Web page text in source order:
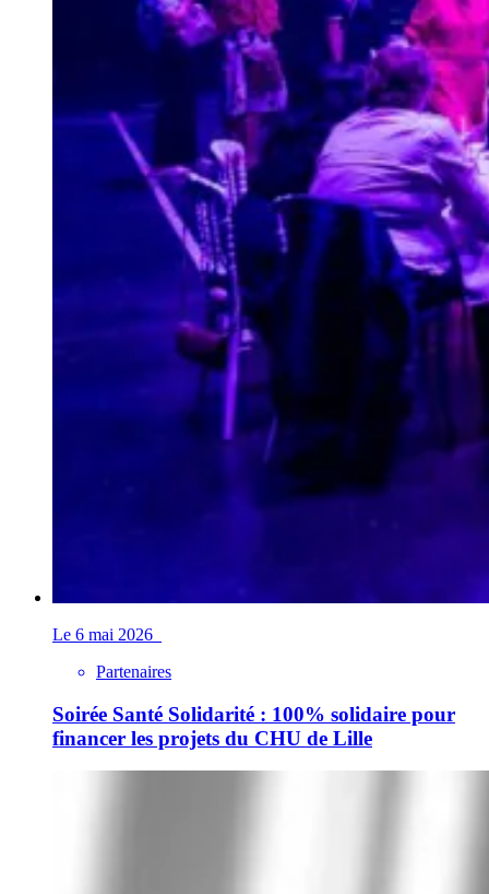
Le 6 mai 2026
Partenaires
Soirée Santé Solidarité : 100% solidaire pour
financer les projets du CHU de Lille